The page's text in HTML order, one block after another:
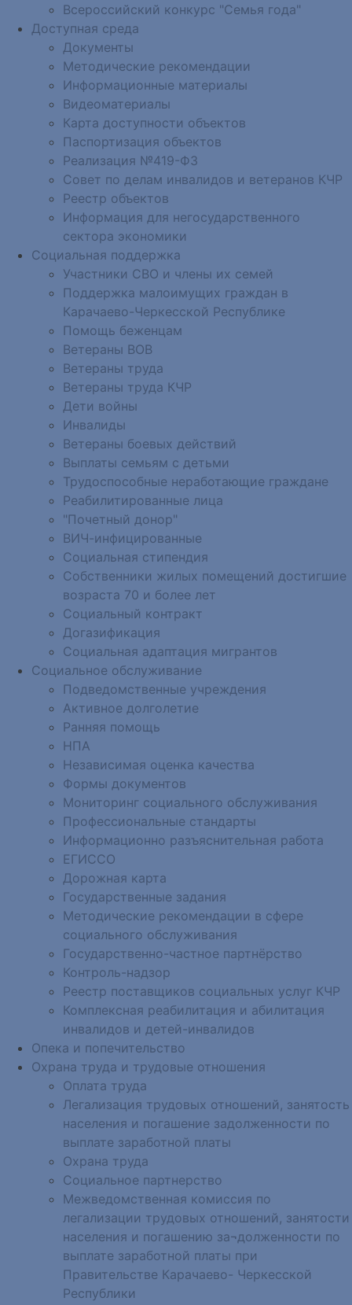
Всероссийский конкурс "Семья года"
Доступная среда
Документы
Методические рекомендации
Информационные материалы
Видеоматериалы
Карта доступности объектов
Паспортизация объектов
Реализация №419-ФЗ
Совет по делам инвалидов и ветеранов КЧР
Реестр объектов
Информация для негосударственного
сектора экономики
Социальная поддержка
Участники СВО и члены их семей
Поддержка малоимущих граждан в
Карачаево-Черкесской Республике
Помощь беженцам
Ветераны ВОВ
Ветераны труда
Ветераны труда КЧР
Дети войны
Инвалиды
Ветераны боевых действий
Выплаты семьям с детьми
Трудоспособные неработающие граждане
Реабилитированные лица
"Почетный донор"
ВИЧ-инфицированные
Социальная стипендия
Собственники жилых помещений достигшие
возраста 70 и более лет
Социальный контракт
Догазификация
Социальная адаптация мигрантов
Социальное обслуживание
Подведомственные учреждения
Активное долголетие
Ранняя помощь
НПА
Независимая оценка качества
Формы документов
Мониторинг социального обслуживания
Профессиональные стандарты
Информационно разъяснительная работа
ЕГИССО
Дорожная карта
Государственные задания
Методические рекомендации в сфере
социального обслуживания
Государственно-частное партнёрство
Контроль-надзор
Реестр поставщиков социальных услуг КЧР
Комплексная реабилитация и абилитация
инвалидов и детей-инвалидов
Опека и попечительство
Охрана труда и трудовые отношения
Оплата труда
Легализация трудовых отношений, занятость
населения и погашение задолженности по
выплате заработной платы
Охрана труда
Социальное партнерство
Межведомственная комиссия по
легализации трудовых отношений, занятости
населения и погашению за¬долженности по
выплате заработной платы при
Правительстве Карачаево- Черкесской
Республики